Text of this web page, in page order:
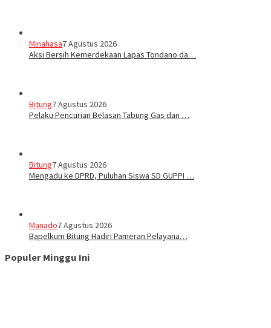
Minahasa7 Agustus 2026
Aksi Bersih Kemerdekaan Lapas Tondano da…
Bitung7 Agustus 2026
Pelaku Pencurian Belasan Tabung Gas dan …
Bitung7 Agustus 2026
Mengadu ke DPRD, Puluhan Siswa SD GUPPI …
Manado7 Agustus 2026
‎Bapelkum Bitung Hadiri Pameran Pelayana…
Populer Minggu Ini